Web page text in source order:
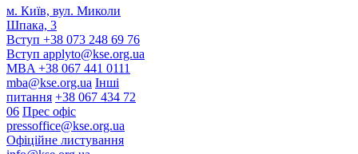
м. Київ, вул. Миколи
Шпака, 3
Вступ +38 073 248 69 76
Вступ applyto@kse.org.ua
MBA +38 067 441 0111
mba@kse.org.ua Інші
питання +38 067 434 72
06 Прес офіс
pressoffice@kse.org.ua
Офіційне листування